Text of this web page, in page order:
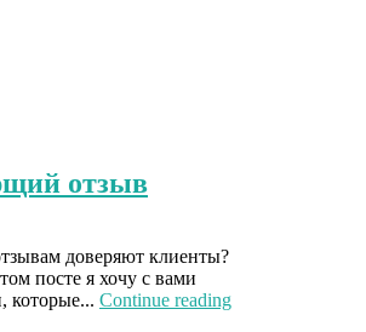
отзыв
доверяют клиенты?
посте я хочу с вами
которые... Continue reading